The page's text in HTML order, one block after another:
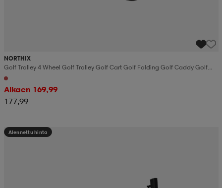
NORTHIX
Golf Trolley 4 Wheel Golf Trolley Golf Cart Golf Folding Golf Caddy Golf
Push Cart Made Of Aluminum
Alkaen 169,99
177,99
Alennettu hinta